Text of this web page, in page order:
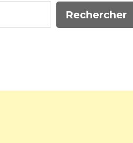
Rechercher